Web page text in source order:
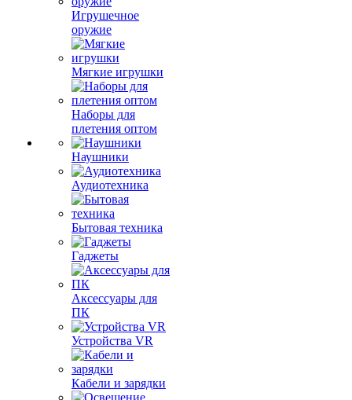
Игрушечное
оружие
Мягкие игрушки
Наборы для
плетения оптом
Наушники
Аудиотехника
Бытовая техника
Гаджеты
Аксессуары для
ПК
Устройства VR
Кабели и зарядки